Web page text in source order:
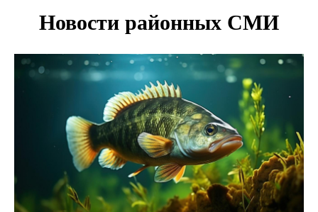
Отправил инвалида на СВО и получил его «посмертные»
Андрей Травников поздравил новосибирцев с
юбилейным Днем строителя
Ученики новосибирского лицея победили в
Международной олимпиаде по ИИ